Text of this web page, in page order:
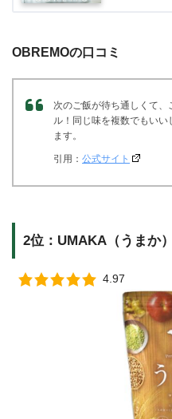
OBREMOの口コミ
次のご飯が待ち通しくて
ル！同じ味を複数でもいい
ます。
引用： 公式サイト
2位：UMAKA（うまか）
4.97